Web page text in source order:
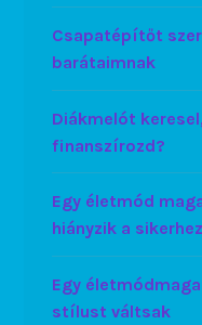
Csapatépítőt
barátaimnak
Diákmelót
finanszírozd?
Egy életmód
hiányzik a sikerhez
Egy
stílust váltsak